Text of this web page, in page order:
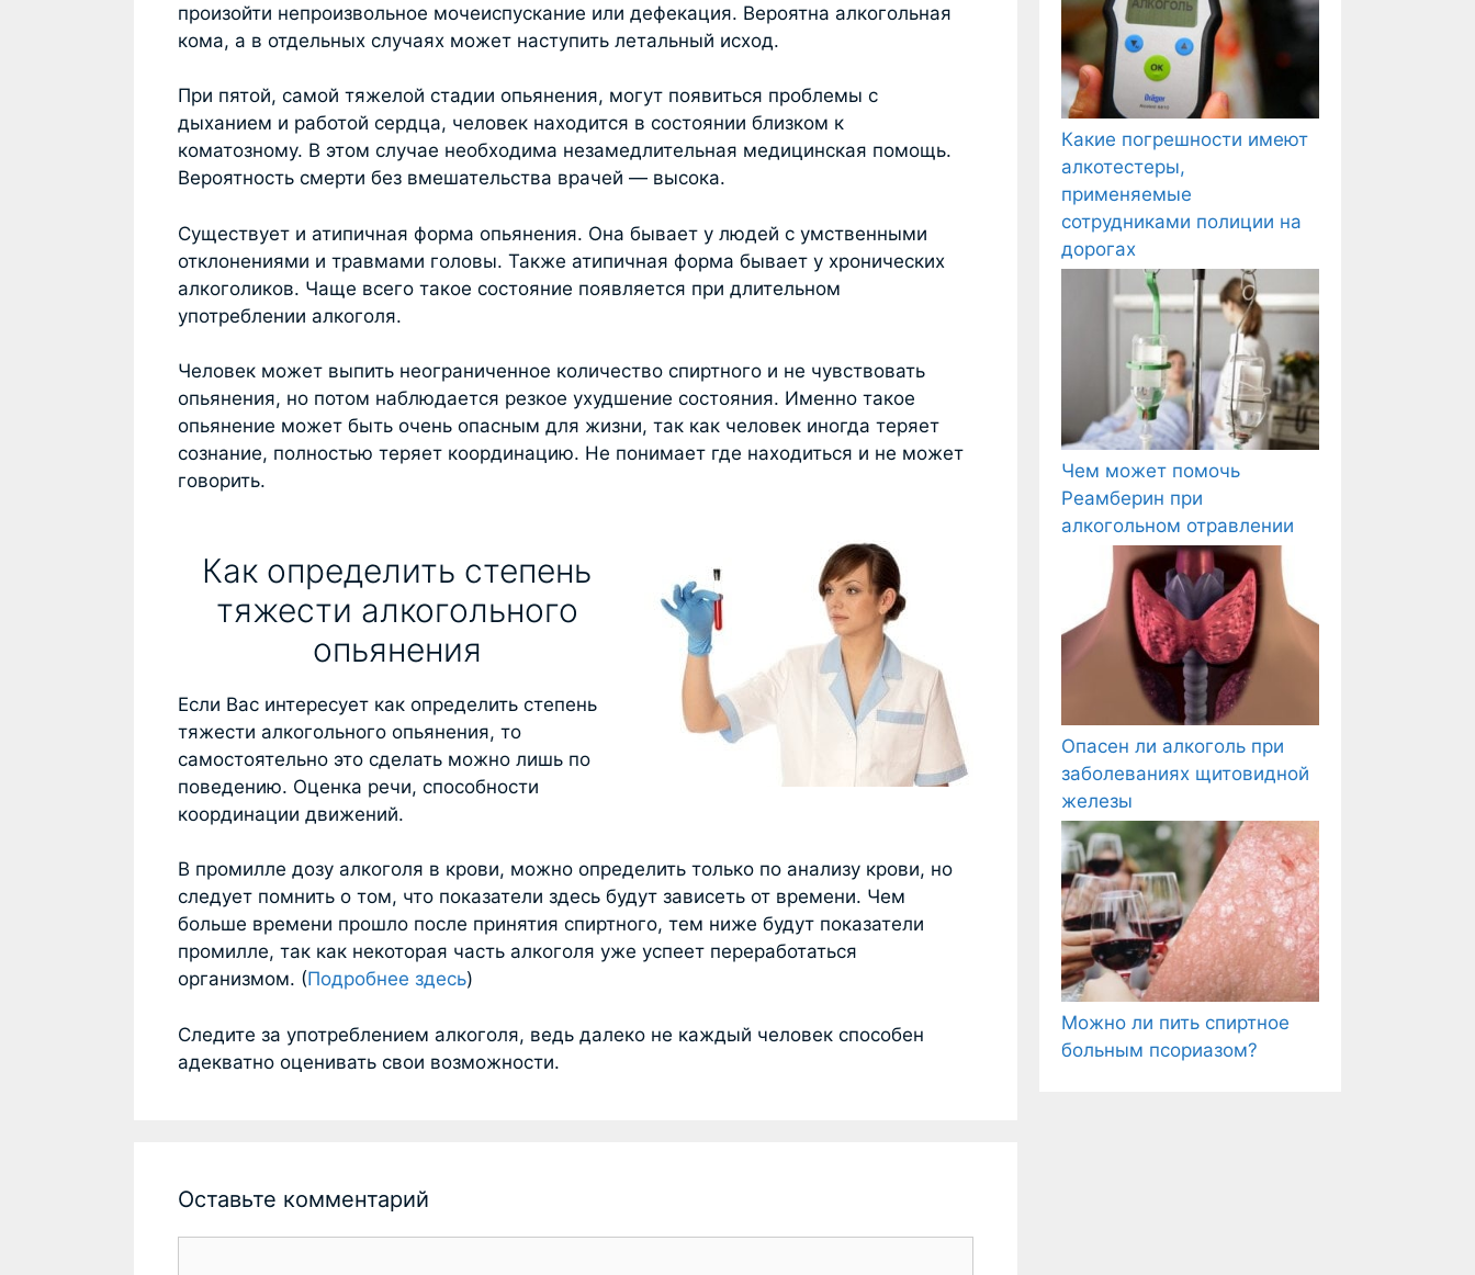
произойти непроизвольное мочеиспускание или дефекация. Вероятна алкогольная
кома, а в отдельных случаях может наступить летальный исход.
При пятой, самой тяжелой стадии опьянения, могут появиться проблемы с
дыханием и работой сердца, человек находится в состоянии близком к
коматозному. В этом случае необходима незамедлительная медицинская помощь.
Вероятность смерти без вмешательства врачей — высока.
Существует и атипичная форма опьянения. Она бывает у людей с умственными
отклонениями и травмами головы. Также атипичная форма бывает у хронических
алкоголиков. Чаще всего такое состояние появляется при длительном
употреблении алкоголя.
Человек может выпить неограниченное количество спиртного и не чувствовать
опьянения, но потом наблюдается резкое ухудшение состояния. Именно такое
опьянение может быть очень опасным для жизни, так как человек иногда теряет
сознание, полностью теряет координацию. Не понимает где находиться и не может
говорить.
Как определить степень
тяжести алкогольного
опьянения
Если Вас интересует как определить степень
тяжести алкогольного опьянения, то
самостоятельно это сделать можно лишь по
поведению. Оценка речи, способности
координации движений.
В промилле дозу алкоголя в крови, можно определить только по анализу крови, но
следует помнить о том, что показатели здесь будут зависеть от времени. Чем
больше времени прошло после принятия спиртного, тем ниже будут показатели
промилле, так как некоторая часть алкоголя уже успеет переработаться
организмом. (Подробнее здесь)
Следите за употреблением алкоголя, ведь далеко не каждый человек способен
адекватно оценивать свои возможности.
Оставьте комментарий
Какие погрешности имеют
алкотестеры,
применяемые
сотрудниками полиции на
дорогах
Чем может помочь
Реамберин при
алкогольном отравлении
Опасен ли алкоголь при
заболеваниях щитовидной
железы
Можно ли пить спиртное
больным псориазом?